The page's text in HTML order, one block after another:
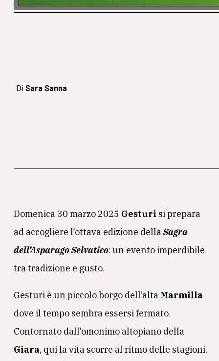
Di Sara Sanna
Domenica 30 marzo 2025 Gesturi si prepara
ad accogliere l’ottava edizione dellaSagra
dell’Asparago Selvatico: un evento imperdibile
tra tradizione e gusto.
Gesturi è un piccolo borgo dell’alta Marmilla
dove il tempo sembra essersi fermato.
Contornato dall’omonimo altopiano della
Giara, qui la vita scorre al ritmo delle stagioni,